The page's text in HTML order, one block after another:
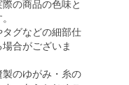
の商品の色味と
グなどの細部仕
合がございま
のゆがみ・糸の